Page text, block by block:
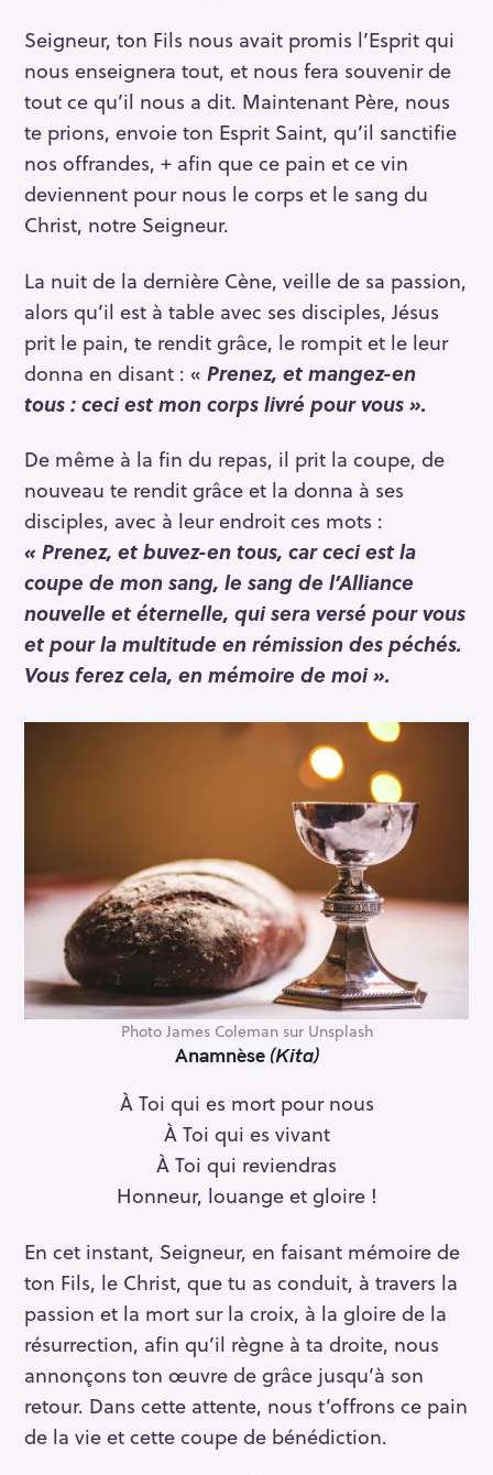
Seigneur, ton Fils nous avait promis l’Esprit qui
nous enseignera tout, et nous fera souvenir de
tout ce qu’il nous a dit. Maintenant Père, nous
te prions, envoie ton Esprit Saint, qu’il sanctifie
nos offrandes, + afin que ce pain et ce vin
deviennent pour nous le corps et le sang du
Christ, notre Seigneur.
La nuit de la dernière Cène, veille de sa passion,
alors qu’il est à table avec ses disciples, Jésus
prit le pain, te rendit grâce, le rompit et le leur
donna en disant : « Prenez, et mangez-en
tous : ceci est mon corps livré pour vous ».
De même à la fin du repas, il prit la coupe, de
nouveau te rendit grâce et la donna à ses
disciples, avec à leur endroit ces mots :
« Prenez, et buvez-en tous, car ceci est la
coupe de mon sang, le sang de l’Alliance
nouvelle et éternelle, qui sera versé pour vous
et pour la multitude en rémission des péchés.
Vous ferez cela, en mémoire de moi ».
Photo James Coleman sur Unsplash
Anamnèse (Kita)
À Toi qui es mort pour nous
À Toi qui es vivant
À Toi qui reviendras
Honneur, louange et gloire !
En cet instant, Seigneur, en faisant mémoire de
ton Fils, le Christ, que tu as conduit, à travers la
passion et la mort sur la croix, à la gloire de la
résurrection, afin qu’il règne à ta droite, nous
annonçons ton œuvre de grâce jusqu’à son
retour. Dans cette attente, nous t’offrons ce pain
de la vie et cette coupe de bénédiction.